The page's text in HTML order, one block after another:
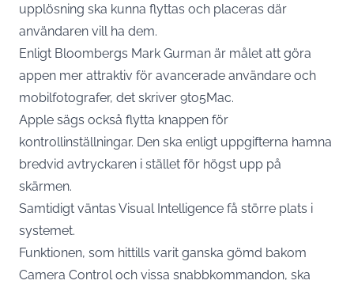
upplösning ska kunna flyttas och placeras där
användaren vill ha dem.
Enligt Bloombergs Mark Gurman är målet att göra
appen mer attraktiv för avancerade användare och
mobilfotografer, det skriver 9to5Mac.
Apple sägs också flytta knappen för
kontrollinställningar. Den ska enligt uppgifterna hamna
bredvid avtryckaren i stället för högst upp på
skärmen.
Samtidigt väntas Visual Intelligence få större plats i
systemet.
Funktionen, som hittills varit ganska gömd bakom
Camera Control och vissa snabbkommandon, ska